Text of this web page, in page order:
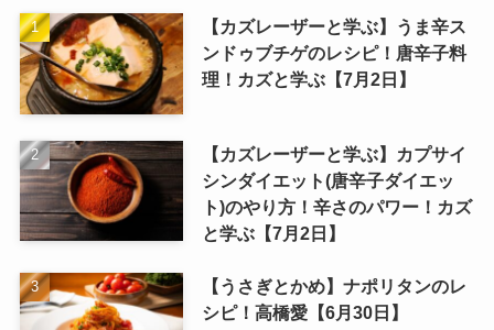
【カズレーザーと学ぶ】うま辛ス
ンドゥブチゲのレシピ！唐辛子料
理！カズと学ぶ【7月2日】
【カズレーザーと学ぶ】カプサイ
シンダイエット(唐辛子ダイエッ
ト)のやり方！辛さのパワー！カズ
と学ぶ【7月2日】
【うさぎとかめ】ナポリタンのレ
シピ！高橋愛【6月30日】